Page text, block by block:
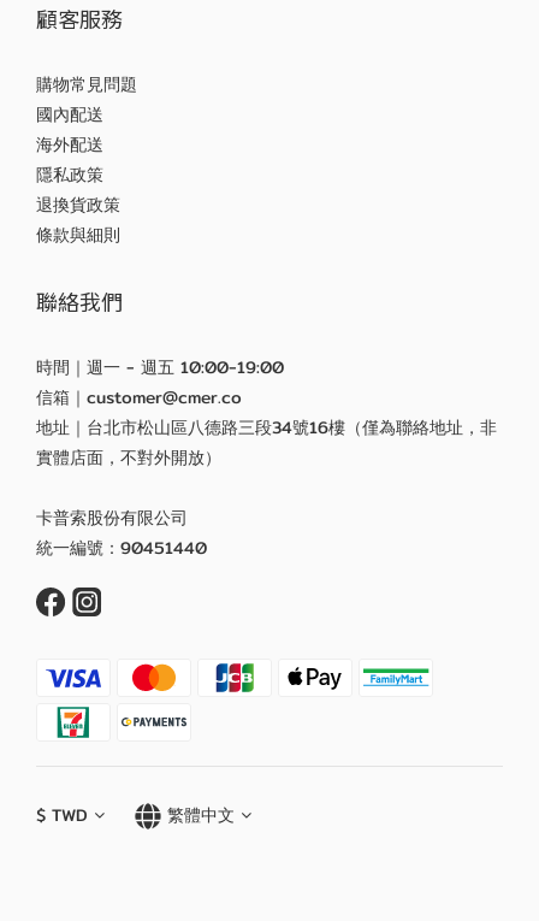
顧客服務
購物常見問題
國內配送
海外配送
隱私政策
退換貨政策
條款與細則
聯絡我們
時間｜週一 - 週五 10:00-19:00
信箱｜customer@cmer.co
地址｜台北市松山區八德路三段34號16樓（僅為聯絡地址，非
實體店面，不對外開放）
卡普索股份有限公司
統一編號：90451440
$ TWD 繁體中文